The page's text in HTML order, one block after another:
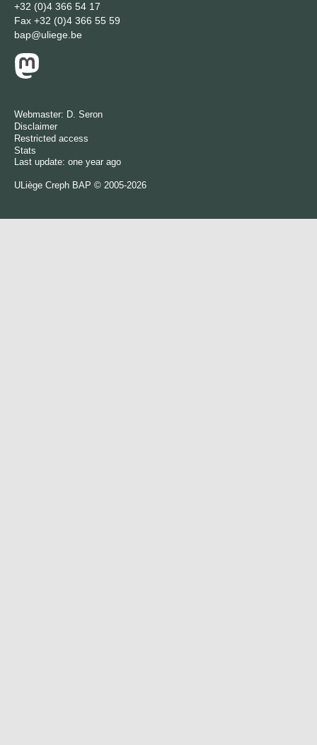
+32 (0)4 366 54 17
Fax +32 (0)4 366 55 59
bap@uliege.be
Webmaster: D. Seron
Disclaimer
Restricted access
Stats
Last update: one year ago
ULiège Creph BAP © 2005-2026